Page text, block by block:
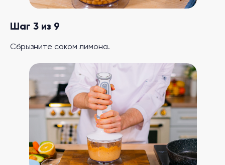
Шаг 3 из 9
Сбрызните соком лимона.